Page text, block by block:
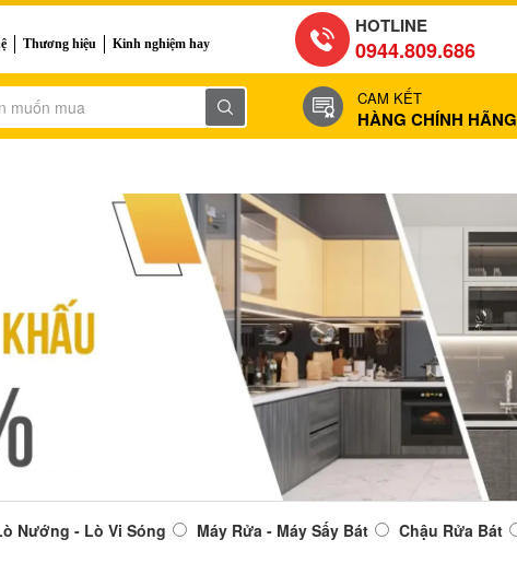
Thương hiệu Kinh nghiệm hay
HOTLINE
0944.809.686
CAM KẾT
HÀNG CHÍNH HÃNG
Nướng - Lò Vi Sóng Máy Rửa - Máy Sấy Bát Chậu Rửa Bát